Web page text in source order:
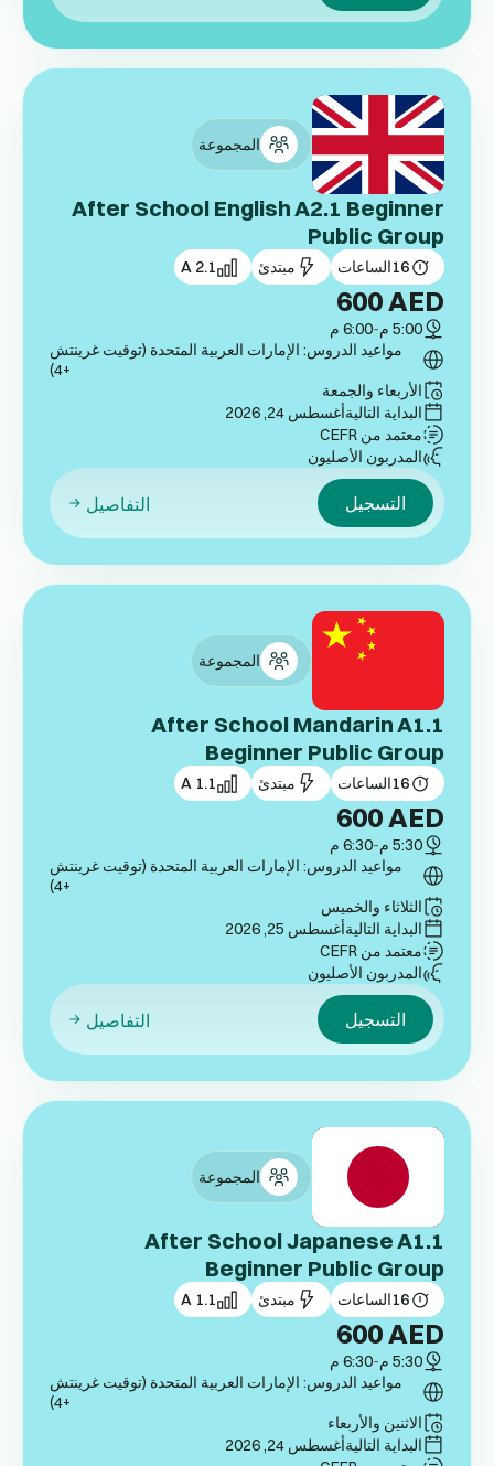
المجموعة
After School English A2.1 Beginner
Public Group
16الساعات مبتدئ A 2.1
600AED
5:00 م -6:00 م
مواعيد الدروس: الإمارات العربية المتحدة (توقيت غرينتش
+4)
الأربعاء والجمعة
البداية التاليةأغسطس 24, 2026
معتمد من CEFR
المدربون الأصليون
التسجيل التفاصيل
المجموعة
After School Mandarin A1.1
Beginner Public Group
16الساعات مبتدئ A 1.1
600AED
5:30 م -6:30 م
مواعيد الدروس: الإمارات العربية المتحدة (توقيت غرينتش
+4)
الثلاثاء والخميس
البداية التاليةأغسطس 25, 2026
معتمد من CEFR
المدربون الأصليون
التسجيل التفاصيل
المجموعة
After School Japanese A1.1
Beginner Public Group
16الساعات مبتدئ A 1.1
600AED
5:30 م -6:30 م
مواعيد الدروس: الإمارات العربية المتحدة (توقيت غرينتش
+4)
الاثنين والأربعاء
البداية التاليةأغسطس 24, 2026